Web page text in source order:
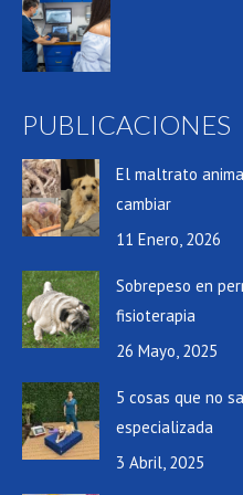
PUBLICACIONES
El maltrato
cambiar
11 Enero, 2026
Sobrepeso en
fisioterapia
26 Mayo, 2025
5 cosas que no
especializada
3 Abril, 2025